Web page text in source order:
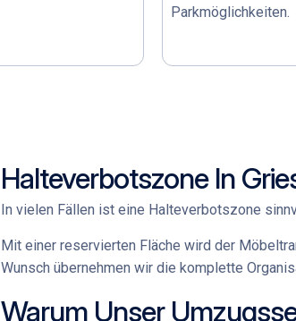
Parkmöglichkeiten.
Halteverbotszone In
In vielen Fällen ist eine Halteverbotszone
Mit einer reservierten Fläche wird der
Wunsch übernehmen wir die komplette
Warum Unser